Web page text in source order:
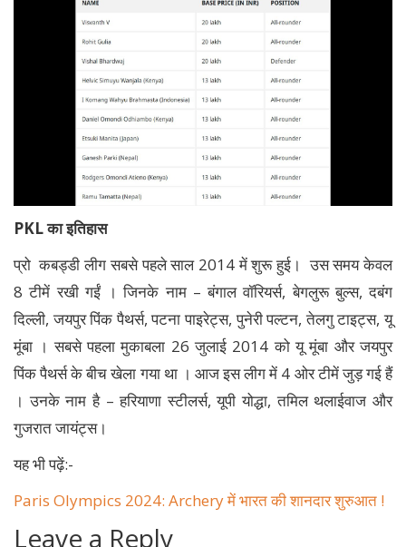
PKL का इतिहास
प्रो कबड्डी लीग सबसे पहले साल 2014 में शुरू हुई। उस समय केवल
8 टीमें रखी गईं । जिनके नाम – बंगाल वॉरियर्स, बेगलुरू बुल्स, दबंग
दिल्ली, जयपुर पिंक पैथर्स, पटना पाइरेट्स, पुनेरी पल्टन, तेलगु टाइट्स, यू
मूंबा । सबसे पहला मुकाबला 26 जुलाई 2014 को यू मूंबा और जयपुर
पिंक पैथर्स के बीच खेला गया था । आज इस लीग में 4 ओर टीमें जुड़ गई हैं
। उनके नाम है – हरियाणा स्टीलर्स, यूपी योद्धा, तमिल थलाईवाज और
गुजरात जायंट्स।
यह भी पढ़ें:-
Paris Olympics 2024: Archery में भारत की शानदार शुरुआत !
Leave a Reply